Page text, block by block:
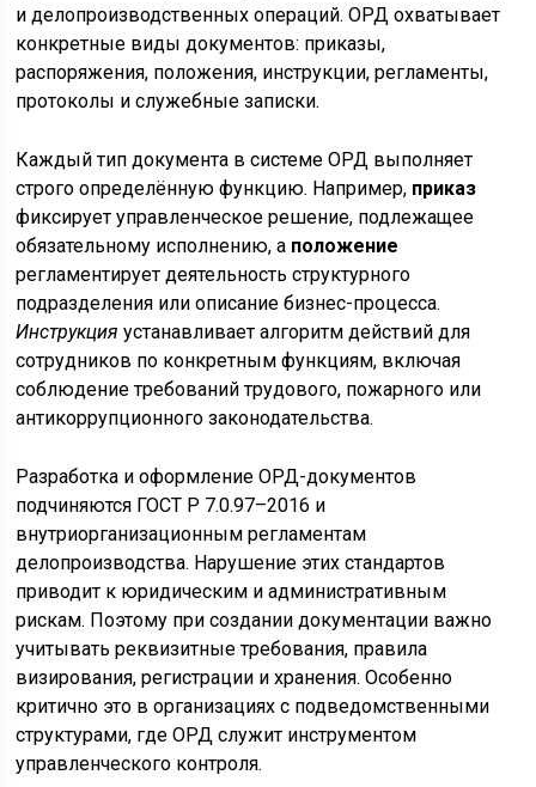
и делопроизводственных операций. ОРД охватывает
конкретные виды документов: приказы,
распоряжения, положения, инструкции, регламенты,
протоколы и служебные записки.
Каждый тип документа в системе ОРД выполняет
строго определённую функцию. Например, приказ
фиксирует управленческое решение, подлежащее
обязательному исполнению, а положение
регламентирует деятельность структурного
подразделения или описание бизнес-процесса.
Инструкция устанавливает алгоритм действий для
сотрудников по конкретным функциям, включая
соблюдение требований трудового, пожарного или
антикоррупционного законодательства.
Разработка и оформление ОРД-документов
подчиняются ГОСТ Р 7.0.97–2016 и
внутриорганизационным регламентам
делопроизводства. Нарушение этих стандартов
приводит к юридическим и административным
рискам. Поэтому при создании документации важно
учитывать реквизитные требования, правила
визирования, регистрации и хранения. Особенно
критично это в организациях с подведомственными
структурами, где ОРД служит инструментом
управленческого контроля.